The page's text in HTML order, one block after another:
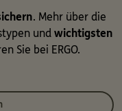
. Mehr über die
und wichtigsten
Sie bei ERGO.